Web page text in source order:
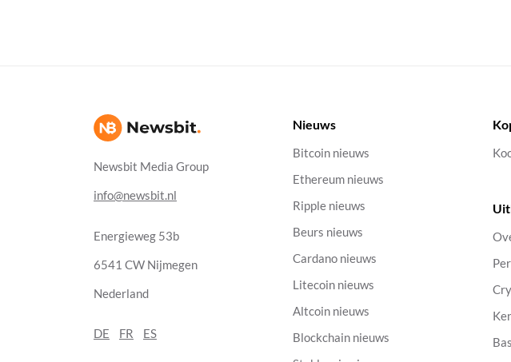
Newsbit Media Group
info@newsbit.nl
Energieweg 53b
6541 CW Nijmegen
Nederland
DE FR ES
Nieuws
Bitcoin nieuws
Ethereum nieuws
Ripple nieuws
Beurs nieuws
Cardano nieuws
Litecoin nieuws
Altcoin nieuws
Blockchain nieuws